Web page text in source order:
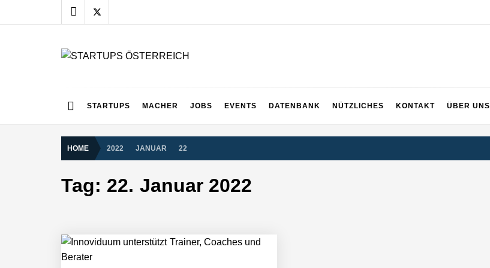
to
STARTUPS MACHER JOBS EVENTS DATENBANK NÜTZLICHES KONTAKT ÜBER UNS
HOME 2022 JANUAR 22
Tag: 22. Januar 2022
Mazing im Employer Portrait
Tabuthema Schwitzen? Dieses Salzburger Startup hat die Lösung!
Crqlar: Wie ein österreichisches Startup die Hotelwelt mit smarten Gästedaten revolutioniert